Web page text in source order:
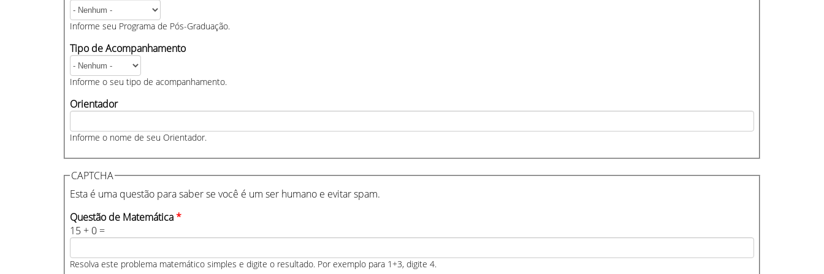
Informe seu Programa de Pós-Graduação.
Tipo de Acompanhamento
Informe o seu tipo de acompanhamento.
Orientador
Informe o nome de seu Orientador.
CAPTCHA
Esta é uma questão para saber se você é um ser humano e evitar spam.
Questão de Matemática*
15 + 0 =
Resolva este problema matemático simples e digite o resultado. Por exemplo para 1+3, digite 4.